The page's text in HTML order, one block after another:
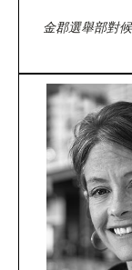
金郡選舉部對